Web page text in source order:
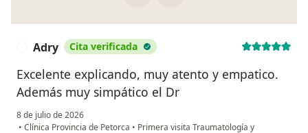
Adry Cita verificada
Excelente explicando, muy atento y empatico.
Además muy simpático el Dr
8 de julio de 2026
• Clínica Provincia de Petorca • Primera visita Traumatología y